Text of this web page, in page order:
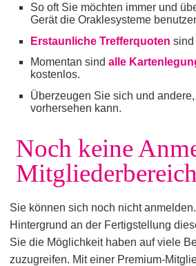
So oft Sie möchten immer und
Gerät die Oraklesysteme
Erstaunliche Trefferquoten sind
Momentan sindalle
kostenlos.
Überzeugen Sie sich und
vorhersehen kann.
Noch keine
Sie können sich noch nicht
Hintergrund an der Fertigstellung
Sie die Möglichkeit haben auf viele
zuzugreifen. Mit einer Premium-